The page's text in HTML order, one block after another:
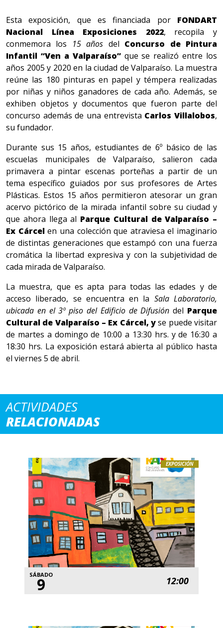
Esta exposición, que es financiada por FONDART
Nacional Línea Exposiciones 2022, recopila y
conmemora los 15 años del Concurso de Pintura
Infantil “Ven a Valparaíso”que se realizó entre los
años 2005 y 2020 en la ciudad de Valparaíso. La muestra
reúne las 180 pinturas en papel y témpera realizadas
por niñas y niños ganadores de cada año. Además, se
exhiben objetos y documentos que fueron parte del
concurso además de una entrevista Carlos Villalobos,
su fundador.
Durante sus 15 años, estudiantes de 6º básico de las
escuelas municipales de Valparaíso, salieron cada
primavera a pintar escenas porteñas a partir de un
tema específico guiados por sus profesores de Artes
Plásticas. Estos 15 años permitieron atesorar un gran
acervo pictórico de la mirada infantil sobre su ciudad y
que ahora llega al Parque Cultural de Valparaíso –
Ex Cárcelen una colección que atraviesa el imaginario
de distintas generaciones que estampó con una fuerza
cromática la libertad expresiva y con la subjetividad de
cada mirada de Valparaíso.
La muestra, que es apta para todas las edades y de
acceso liberado, se encuentra en la Sala Laboratorio,
ubicada en el 3º piso del Edificio de Difusióndel Parque
Cultural de Valparaíso – Ex Cárcel, yse puede visitar
de martes a domingo de 10:00 a 13:30 hrs. y de 16:30 a
18:30 hrs. La exposición estará abierta al público hasta
el viernes 5 de abril.
ACTIVIDADES
RELACIONADAS
EXPOSICIÓN
SÁBADO
9 12:00